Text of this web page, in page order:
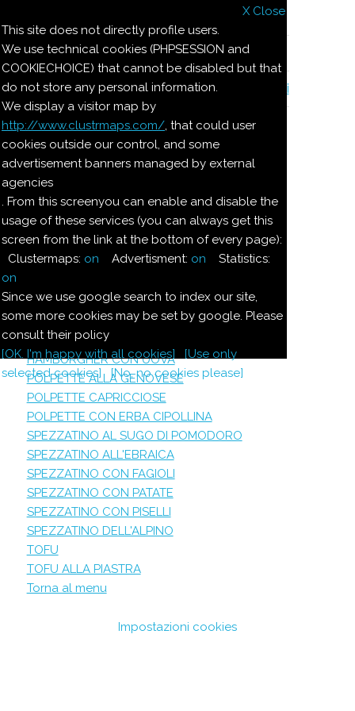
X Close
This site does not directly profile users.
We use technical cookies (PHPSESSION and
COOKIECHOICE) that cannot be disabled but that
do not store any personal information.
We display a visitor map by
http://www.clustrmaps.com/, that could user
cookies outside our control, and some
advertisement banners managed by external
agencies
. From this screenyou can enable and disable the
usage of these services (you can always get this
screen from the link at the bottom of every page):
Clustermaps: on Advertisment: on Statistics:
on
Since we use google search to index our site,
some more cookies may be set by google. Please
consult their policy
[OK. I'm happy with all cookies]
[Use only
selected cookies]
[No, no cookies please]
Le ricette di Pierre
Il quaderno di casa Magnaghi-Zorzoli
Le ricette di Pierre
BISTECCHE ALLA GRECA
BISTECCHE ALLA MAREMMANA
BISTECCHE ALLA SAN VALENTINO
BISTECCHE ALLA VENEZIANA
BISTECCHE DELIZIA
FRITTO DI SOJA
GOULASH
HAMBURGHER AL POMODORO
HAMBURGHER CON UOVA
POLPETTE ALLA GENOVESE
POLPETTE CAPRICCIOSE
POLPETTE CON ERBA CIPOLLINA
SPEZZATINO AL SUGO DI POMODORO
SPEZZATINO ALL'EBRAICA
SPEZZATINO CON FAGIOLI
SPEZZATINO CON PATATE
SPEZZATINO CON PISELLI
SPEZZATINO DELL'ALPINO
TOFU
TOFU ALLA PIASTRA
Torna al menu
Impostazioni cookies